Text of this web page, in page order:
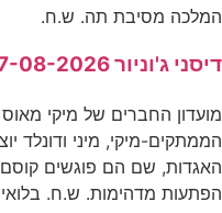
המלכה מסיבת תה. ש.ח.
דיסני ג'וניור 07-08-2026
הממתקים-מיקי, מיני ודונלד
האגדות, שם הם פוגשים
הפתעות מדהימות. ש.ח. בלואי